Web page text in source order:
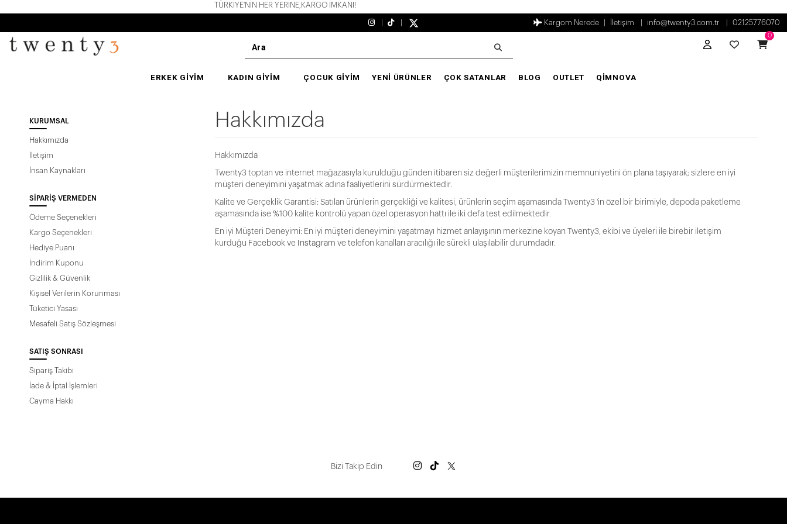
TÜRKİYE'NİN HER YERİNE,KARGO İMKANI!
Kargom Nerede İletişim info@twenty3.com.tr 02125776070
0
ERKEK GİYİM KADIN GİYİM ÇOCUK GİYİM YENİ ÜRÜNLER ÇOK SATANLAR BLOG OUTLET QİMNOVA
KURUMSAL
Hakkımızda
İletişim
İnsan Kaynakları
SIPARIŞ VERMEDEN
Ödeme Seçenekleri
Kargo Seçenekleri
Hediye Puanı
İndirim Kuponu
Gizlilik & Güvenlik
Kişisel Verilerin Korunması
Tüketici Yasası
Mesafeli Satış Sözleşmesi
SATIŞ SONRASI
Sipariş Takibi
İade & İptal İşlemleri
Cayma Hakkı
Hakkımızda
Hakkımızda
Twenty3 toptan ve internet mağazasıyla kurulduğu günden itibaren siz değerli müşterilerimizin memnuniyetini ön plana taşıyarak; sizlere en iyi
müşteri deneyimini yaşatmak adına faaliyetlerini sürdürmektedir.
Kalite ve Gerçeklik Garantisi: Satılan ürünlerin gerçekliği ve kalitesi, ürünlerin seçim aşamasında Twenty3 'in özel bir birimiyle, depoda paketleme
aşamasında ise %100 kalite kontrolü yapan özel operasyon hattı ile iki defa test edilmektedir.
En iyi Müşteri Deneyimi: En iyi müşteri deneyimini yaşatmayı hizmet anlayışının merkezine koyan Twenty3, ekibi ve üyeleri ile birebir iletişim
kurduğu Facebook ve Instagram ve telefon kanalları aracılığı ile sürekli ulaşılabilir durumdadır.
Bizi Takip Edin